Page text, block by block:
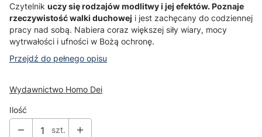
Czytelnik uczy się rodzajów modlitwy i jej efektów. Poznaje
rzeczywistość walki duchowej i jest zachęcany do codziennej
pracy nad sobą. Nabiera coraz większej siły wiary, mocy
wytrwałości i ufności w Bożą ochronę.
Przejdź do pełnego opisu
Wydawnictwo Homo Dei
Ilość
szt.